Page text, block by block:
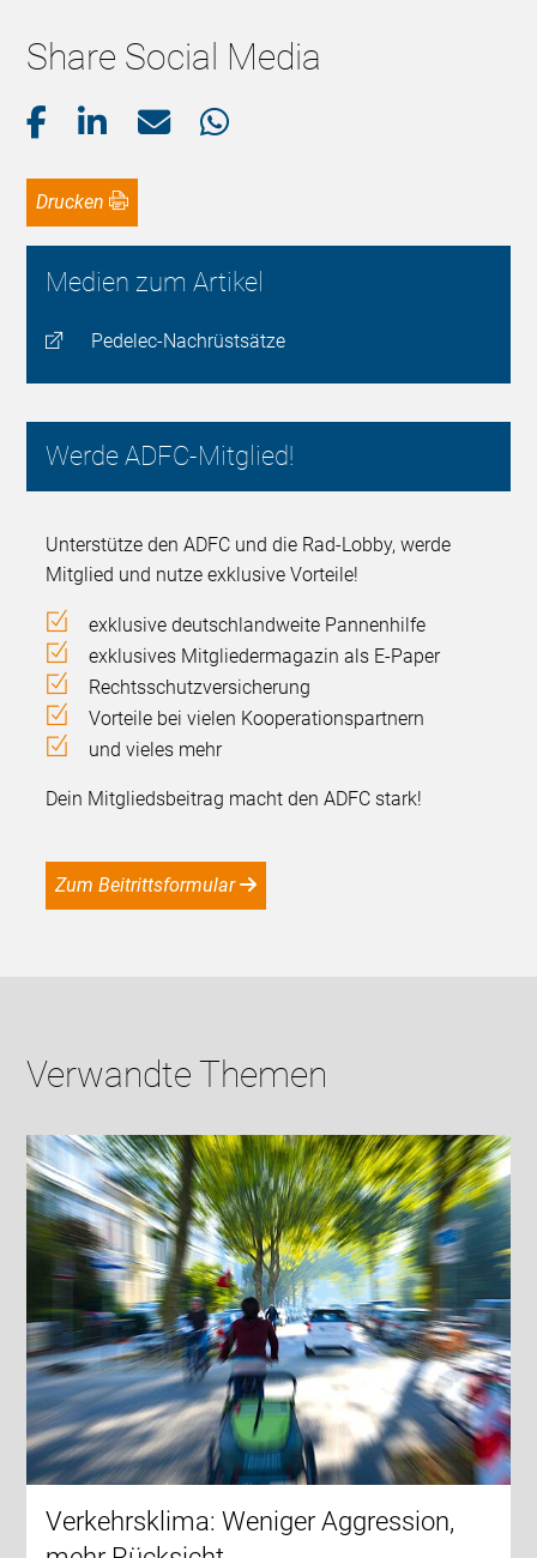
Share Social Media
Drucken
Medien zum Artikel
Pedelec-Nachrüstsätze
Werde ADFC-Mitglied!
Unterstütze den ADFC und die Rad-Lobby, werde
Mitglied und nutze exklusive Vorteile!
exklusive deutschlandweite Pannenhilfe
exklusives Mitgliedermagazin als E-Paper
Rechtsschutzversicherung
Vorteile bei vielen Kooperationspartnern
und vieles mehr
Dein Mitgliedsbeitrag macht den ADFC stark!
Zum Beitrittsformular
Verwandte Themen
Verkehrsklima: Weniger Aggression,